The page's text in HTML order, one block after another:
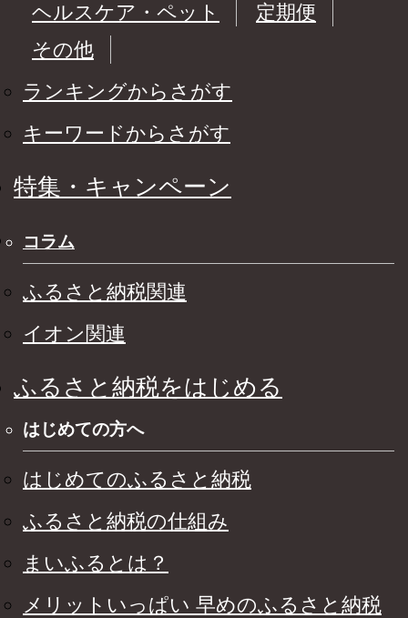
ヘルスケア・ペット
定期便
その他
ランキングからさがす
キーワードからさがす
特集・キャンペーン
コラム
ふるさと納税関連
イオン関連
ふるさと納税をはじめる
はじめての方へ
はじめてのふるさと納税
ふるさと納税の仕組み
まいふるとは？
メリットいっぱい 早めのふるさと納税